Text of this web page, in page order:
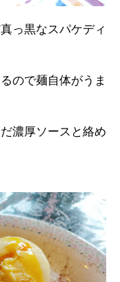
っ黒なスパケディ
ので麺自体がうま
濃厚ソースと絡め